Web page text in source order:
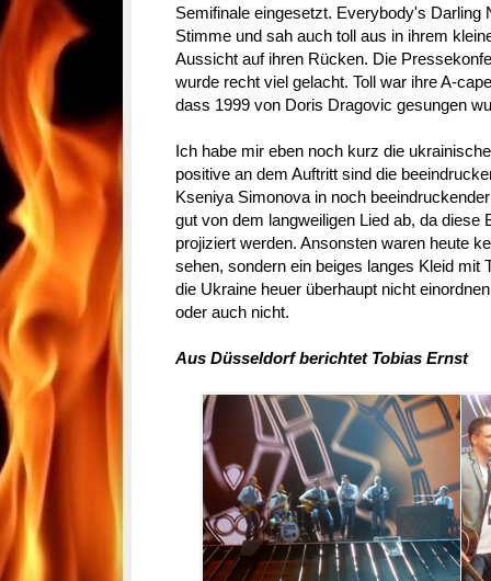
Semifinale eingesetzt. Everybody's Darling
Stimme und sah auch toll aus in ihrem
Aussicht auf ihren Rücken. Die
wurde recht viel gelacht. Toll war ihre A-
dass 1999 von Doris Dragovic gesungen
Ich habe mir eben noch kurz die
positive an dem Auftritt sind die
Kseniya Simonova in noch
gut von dem langweiligen Lied ab, da diese
projiziert werden. Ansonsten waren heute
sehen, sondern ein beiges langes Kleid mit
die Ukraine heuer überhaupt nicht
oder auch nicht.
Aus Düsseldorf berichtet Tobias Ernst